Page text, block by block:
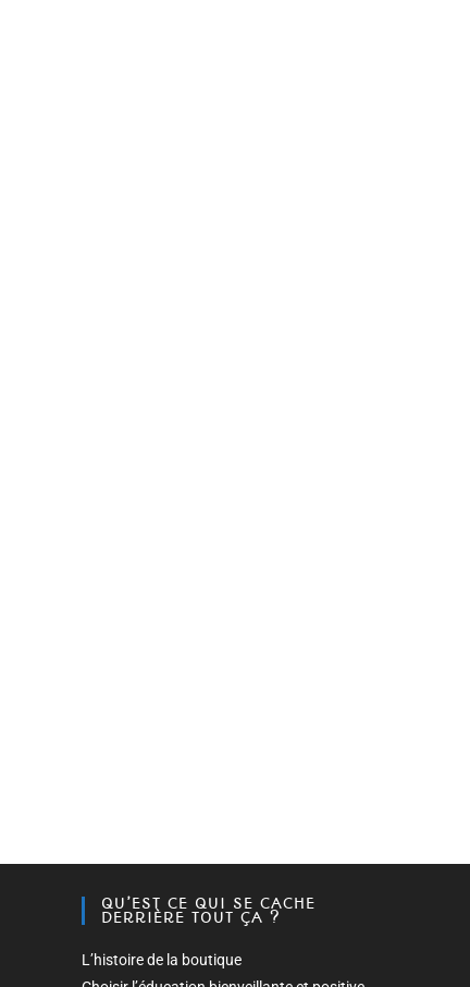
QU’EST CE QUI SE CACHE
DERRIÈRE TOUT ÇA ?
L’histoire de la boutique